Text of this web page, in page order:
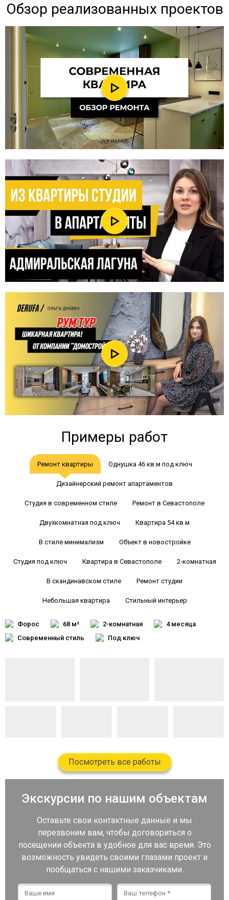
Обзор реализованных проектов
Примеры работ
Ремонт квартиры Однушка 46 кв.м под ключ
Дизайнерский ремонт апартаментов
Студия в современном стиле Ремонт в Севастополе
Двухкомнатная под ключ Квартира 54 кв.м
В стиле минимализм Объект в новостройке
Студия под ключ Квартира в Севастополе 2-комнатная
В скандинавском стиле Ремонт студии
Небольшая квартира Стильный интерьер
Форос 68 м² 2-комнатная
4 месяца
Современный стиль
Под ключ
Посмотреть все работы
Экскурсии по нашим объектам
Оставьте свои контактные данные и мы
перезвоним вам, чтобы договориться о
посещении объекта в удобное для вас время. Это
возможность увидеть своими глазами проект и
пообщаться с нашими заказчиками.